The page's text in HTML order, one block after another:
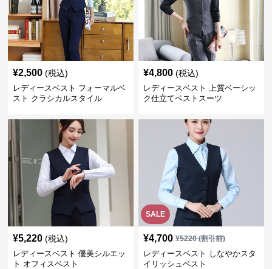
¥2,500 (税込)
レディースベスト フォーマルベ
スト クラシカルスタイル
¥4,800 (税込)
レディースベスト 上質ベーシッ
ク仕立てベストスーツ
¥5,220 (税込)
レディースベスト 優美シルエッ
ト オフィスベスト
SALE
¥4,700 ¥5220(割引前)
レディースベスト しなやかスタ
イリッシュベスト